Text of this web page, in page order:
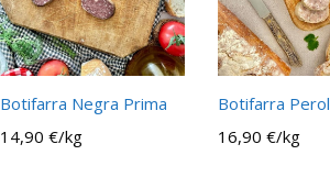
Botifarra Negra Prima
14,90 €/kg
Botifarra Perol
16,90 €/kg